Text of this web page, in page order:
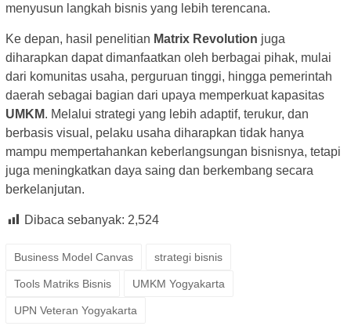
menyusun langkah bisnis yang lebih terencana.
Ke depan, hasil penelitian Matrix Revolution juga
diharapkan dapat dimanfaatkan oleh berbagai pihak, mulai
dari komunitas usaha, perguruan tinggi, hingga pemerintah
daerah sebagai bagian dari upaya memperkuat kapasitas
UMKM. Melalui strategi yang lebih adaptif, terukur, dan
berbasis visual, pelaku usaha diharapkan tidak hanya
mampu mempertahankan keberlangsungan bisnisnya, tetapi
juga meningkatkan daya saing dan berkembang secara
berkelanjutan.
Dibaca sebanyak: 2,524
Business Model Canvas strategi bisnis
Tools Matriks Bisnis UMKM Yogyakarta
UPN Veteran Yogyakarta